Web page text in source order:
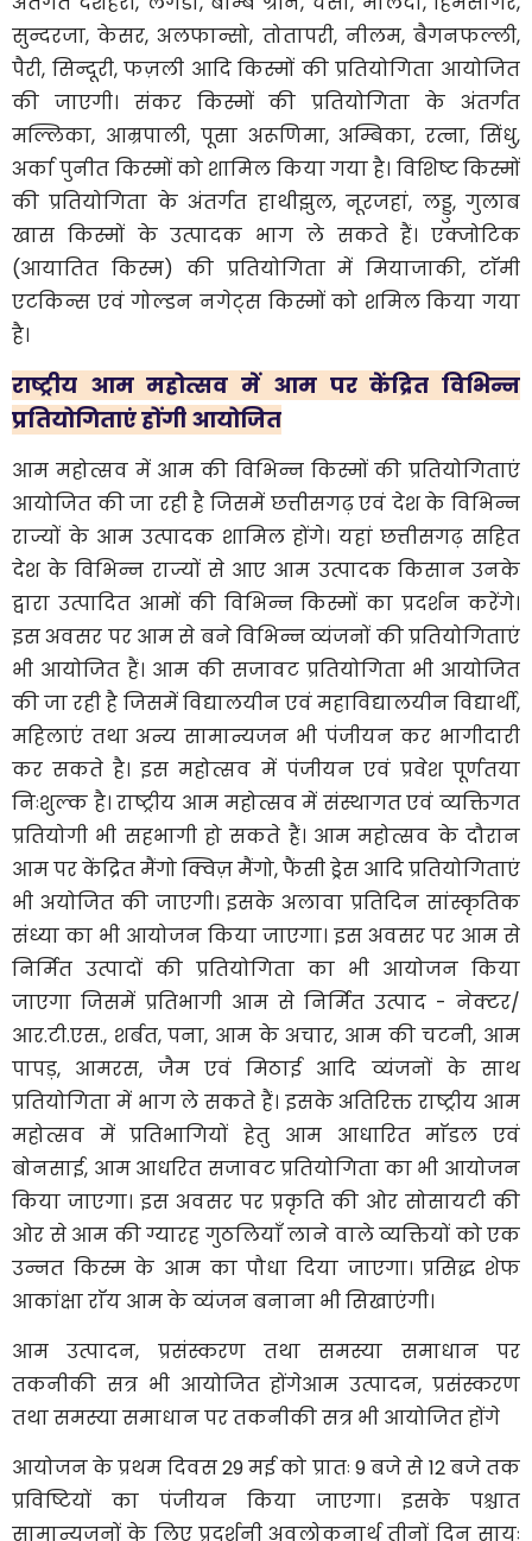
सुन्दरजा, केसर, अलफान्सो, तोतापरी, नीलम, बैगनफल्ली,
पैरी, सिन्दूरी, फज़ली आदि किस्मों की प्रतियोगिता आयोजित
की जाएगी। संकर किस्मों की प्रतियोगिता के अंतर्गत
मल्लिका, आम्रपाली, पूसा अरूणिमा, अम्बिका, रत्ना, सिंधु,
अर्का पुनीत किस्मों को शामिल किया गया है। विशिष्ट किस्मों
की प्रतियोगिता के अंतर्गत हाथीझुल, नूरजहां, लड्डु, गुलाब
खास किस्मों के उत्पादक भाग ले सकते हैं। एक्जोटिक
(आयातित किस्म) की प्रतियोगिता में मियाजाकी, टाॅमी
एटकिन्स एवं गोल्डन नगेट्स किस्मों को शमिल किया गया
है।
राष्ट्रीय आम महोत्सव में आम पर केंद्रित विभिन्न
प्रतियोगिताएं होंगी आयोजित
आम महोत्सव में आम की विभिन्न किस्मों की प्रतियोगिताएं
आयोजित की जा रही है जिसमें छत्तीसगढ़ एवं देश के विभिन्न
राज्यों के आम उत्पादक शामिल होंगे। यहां छत्तीसगढ़ सहित
देश के विभिन्न राज्यों से आए आम उत्पादक किसान उनके
द्वारा उत्पादित आमों की विभिन्न किस्मों का प्रदर्शन करेंगे।
इस अवसर पर आम से बने विभिन्न व्यंजनों की प्रतियोगिताएं
भी आयोजित हैं। आम की सजावट प्रतियोगिता भी आयोजित
की जा रही है जिसमें विद्यालयीन एवं महाविद्यालयीन विद्यार्थी,
महिलाएं तथा अन्य सामान्यजन भी पंजीयन कर भागीदारी
कर सकते है। इस महोत्सव में पंजीयन एवं प्रवेश पूर्णतया
निःशुल्क है। राष्ट्रीय आम महोत्सव में संस्थागत एवं व्यक्तिगत
प्रतियोगी भी सहभागी हो सकते हैं। आम महोत्सव के दौरान
आम पर केंद्रित मैंगो क्विज़ मैंगो, फैंसी ड्रेस आदि प्रतियोगिताएं
भी अयोजित की जाएगी। इसके अलावा प्रतिदिन सांस्कृतिक
संध्या का भी आयोजन किया जाएगा। इस अवसर पर आम से
निर्मित उत्पादों की प्रतियोगिता का भी आयोजन किया
जाएगा जिसमें प्रतिभागी आम से निर्मित उत्पाद - नेक्टर/
आर.टी.एस., शर्बत, पना, आम के अचार, आम की चटनी, आम
पापड़, आमरस, जैम एवं मिठाई आदि व्यंजनों के साथ
प्रतियोगिता में भाग ले सकते हैं। इसके अतिरिक्त राष्ट्रीय आम
महोत्सव में प्रतिभागियों हेतु आम आधारित माॅडल एवं
बोनसाई, आम आधरित सजावट प्रतियोगिता का भी आयोजन
किया जाएगा। इस अवसर पर प्रकृति की ओर सोसायटी की
ओर से आम की ग्यारह गुठलियाँ लाने वाले व्यक्तियों को एक
उन्नत किस्म के आम का पौधा दिया जाएगा। प्रसिद्ध शेफ
आकांक्षा राॅय आम के व्यंजन बनाना भी सिखाएंगी।
आम उत्पादन, प्रसंस्करण तथा समस्या समाधान पर
तकनीकी सत्र भी आयोजित होंगेआम उत्पादन, प्रसंस्करण
तथा समस्या समाधान पर तकनीकी सत्र भी आयोजित होंगे
आयोजन के प्रथम दिवस 29 मई को प्रातः 9 बजे से 12 बजे तक
प्रविष्टियों का पंजीयन किया जाएगा। इसके पश्चात
सामान्यजनों के लिए प्रदर्शनी अवलोकनार्थ तीनों दिन सायः